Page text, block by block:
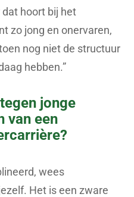
hoort bij het
zo jong en onervaren,
nog niet de structuur
hebben.”
jonge
van een
wees
Het is een zware